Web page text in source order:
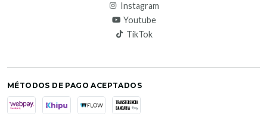
Instagram
Youtube
TikTok
MÉTODOS DE PAGO ACEPTADOS